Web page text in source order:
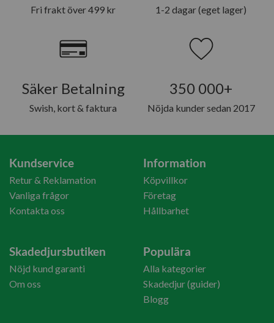
Fri frakt över 499 kr 1-2 dagar (eget lager)
Säker Betalning
Swish, kort & faktura
350 000+
Nöjda kunder sedan 2017
Kundservice
Retur & Reklamation
Vanliga frågor
Kontakta oss
Information
Köpvillkor
Företag
Hållbarhet
Skadedjursbutiken
Nöjd kund garanti
Om oss
Populära
Alla kategorier
Skadedjur (guider)
Blogg